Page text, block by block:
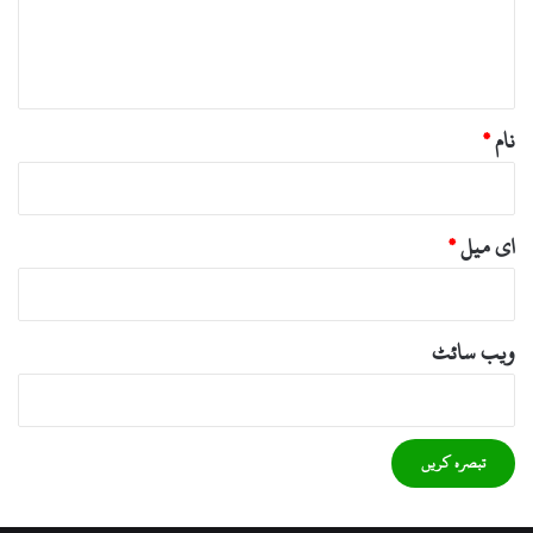
نام*
ای میل*
ویب‌ سائٹ